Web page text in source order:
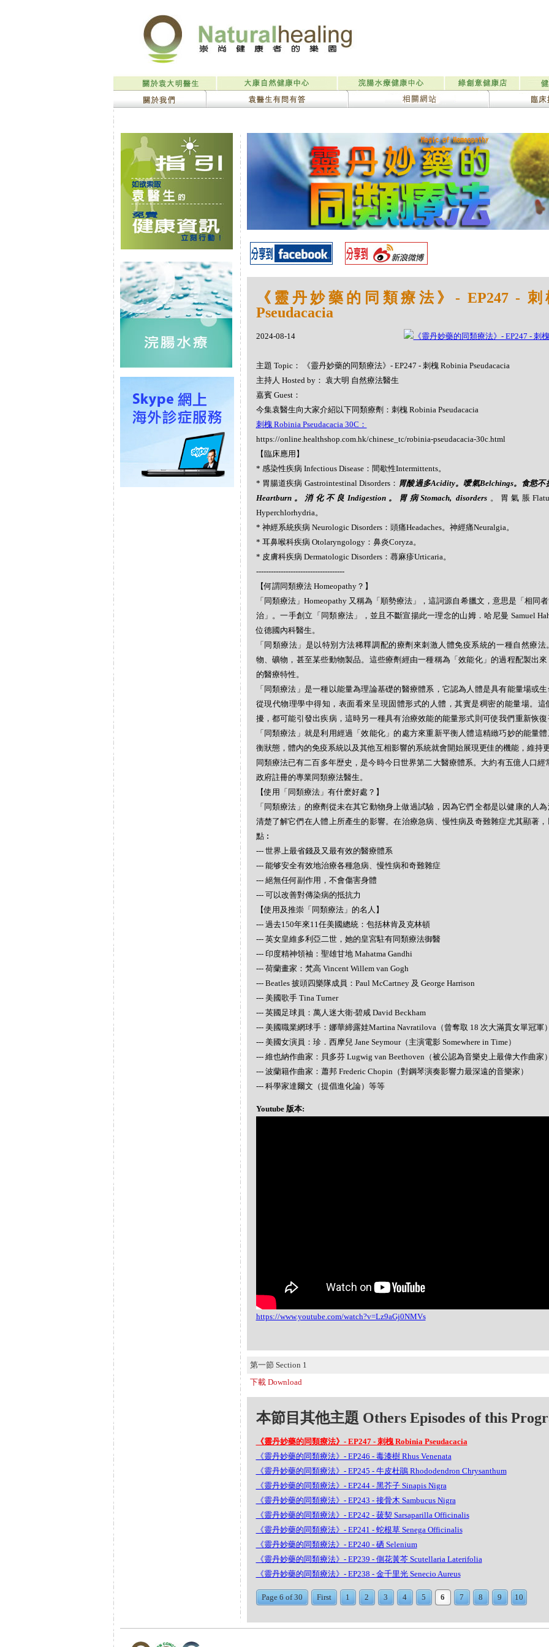
《靈丹妙藥的同類療法》- EP247 - 刺
Pseudacacia
2024-08-14
主題 Topic： 《靈丹妙藥的同類療法》- EP247 - 刺槐 Robinia Pseudacacia
主持人 Hosted by： 袁大明 自然療法醫生
嘉賓 Guest：
今集袁醫生向大家介紹以下同類療劑：刺槐 Robinia Pseudacacia
刺槐 Robinia Pseudacacia 30C：
https://online.healthshop.com.hk/chinese_tc/robinia-pseudacacia-30c.html
【臨床應用】
* 感染性疾病 Infectious Disease：間歇性Intermittents。
* 胃腸道疾病 Gastrointestinal Disorders： 胃酸過多Acidity。噯氣Belchings。食慾不
Heartburn。消化不良Indigestion。胃病Stomach, disorders 。胃氣脹
Hyperchlorhydria。
* 神經系統疾病 Neurologic Disorders：頭痛Headaches。神經痛Neuralgia。
* 耳鼻喉科疾病 Otolaryngology：鼻炎Coryza。
* 皮膚科疾病 Dermatologic Disorders：蕁麻疹Urticaria。
------------------------------------
【何謂同類療法 Homeopathy？】
「同類療法」Homeopathy 又稱為「順勢療法」，這詞源自希臘文，意思是「相同
治」。一手創立「同類療法」，並且不斷宣揚此一理念的山姆．哈尼曼 Samuel
位德國內科醫生。
「同類療法」是以特別方法稀釋調配的療劑來刺激人體免疫系統的一種自然療
物、礦物，甚至某些動物製品。這些療劑經由一種稱為「效能化」的過程配製出
的醫療特性。
「同類療法」是一種以能量為理論基礎的醫療體系，它認為人體是具有能量場或
從現代物理學中得知，表面看來呈現固體形式的人體，其實是稠密的能量場。這
擾，都可能引發出疾病，這時另一種具有治療效能的能量形式則可使我們重新恢
「同類療法」就是利用經過「效能化」的處方來重新平衡人體這精緻巧妙的能量
衡狀態，體內的免疫系統以及其他互相影響的系統就會開始展現更佳的機能，維持
同類療法已有二百多年歴史，是今時今日世界第二大醫療體系。大約有五億人口經
政府註冊的專業同類療法醫生。
【使用「同類療法」有什麽好處？】
「同類療法」的療劑從未在其它動物身上做過試驗，因為它們全都是以健康的人
清楚了解它們在人體上所產生的影響。在治療急病、慢性病及奇難雜症尤其顯著
點︰
--- 世界上最省錢及又最有效的醫療體系
--- 能够安全有效地治療各種急病、慢性病和奇難雜症
--- 絕無任何副作用，不會傷害身體
--- 可以改善對傳染病的抵抗力
【使用及推崇「同類療法」的名人】
--- 過去150年來11任美國總統：包括林肯及克林頓
--- 英女皇維多利亞二世，她的皇宮駐有同類療法御醫
--- 印度精神領袖：聖雄甘地 Mahatma Gandhi
--- 荷蘭畫家：梵高 Vincent Willem van Gogh
--- Beatles 披頭四樂隊成員：Paul McCartney 及 George Harrison
--- 美國歌手 Tina Turner
--- 英國足球員：萬人迷大衛‧碧咸 David Beckham
--- 美國職業網球手：娜華締露娃Martina Navratilova（曾奪取 18 次大滿貫女單冠軍
--- 美國女演員：珍．西摩兒 Jane Seymour（主演電影 Somewhere in Time）
--- 維也納作曲家：貝多芬 Lugwig van Beethoven（被公認為音樂史上最偉大作曲家
--- 波蘭籍作曲家：蕭邦 Frederic Chopin（對鋼琴演奏影響力最深遠的音樂家）
--- 科學家達爾文（提倡進化論）等等
Youtube 版本:
https://www.youtube.com/watch?v=Lz9aGj0NMVs
第一節 Section 1
下載 Download
本節目其他主題 Others Episodes of this
《靈丹妙藥的同類療法》- EP247 - 刺槐 Robinia Pseudacacia
《靈丹妙藥的同類療法》- EP246 - 毒漆樹 Rhus Venenata
《靈丹妙藥的同類療法》- EP245 - 牛皮杜鵑 Rhododendron Chrysanthum
《靈丹妙藥的同類療法》- EP244 - 黑芥子 Sinapis Nigra
《靈丹妙藥的同類療法》- EP243 - 接骨木 Sambucus Nigra
《靈丹妙藥的同類療法》- EP242 - 菝契 Sarsaparilla Officinalis
《靈丹妙藥的同類療法》- EP241 - 蛇根草 Senega Officinalis
《靈丹妙藥的同類療法》- EP240 - 硒 Selenium
《靈丹妙藥的同類療法》- EP239 - 側花黃芩 Scutellaria Laterifolia
《靈丹妙藥的同類療法》- EP238 - 金千里光 Senecio Aureus
Page 6 of 30 First 1 2 3 4 5 6 7 8 9 10